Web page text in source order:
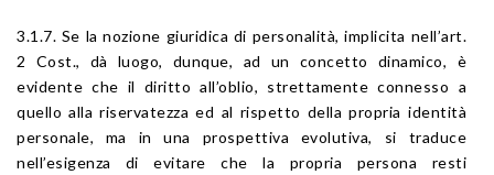
3.1.7. Se la nozione giuridica di personalità, implicita nell’art.
2 Cost., dà luogo, dunque, ad un concetto dinamico, è
evidente che il diritto all’oblio, strettamente connesso a
quello alla riservatezza ed al rispetto della propria identità
personale, ma in una prospettiva evolutiva, si traduce
nell’esigenza di evitare che la propria persona resti